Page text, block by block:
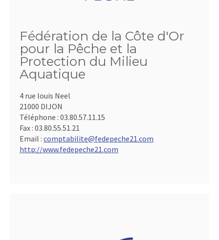
Fédération de la Côte d'Or
pour la Pêche et la
Protection du Milieu
Aquatique
4 rue louis Neel
21000 DIJON
Téléphone : 03.80.57.11.15
Fax : 03.80.55.51.21
Email : comptabilite@fedepeche21.com
http://www.fedepeche21.com